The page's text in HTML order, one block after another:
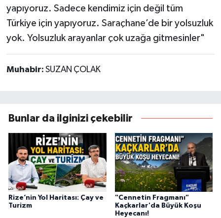
yapıyoruz. Sadece kendimiz için değil tüm
Türkiye için yapıyoruz. Saraçhane’de bir yolsuzluk
yok. Yolsuzluk arayanlar çok uzağa gitmesinler"
Muhabir: SUZAN ÇOLAK
Bunlar da ilginizi çekebilir
Rize’nin Yol Haritası: Çay ve
Turizm
"Cennetin Fragmanı"
Kaçkarlar'da Büyük Koşu
Heyecanı!